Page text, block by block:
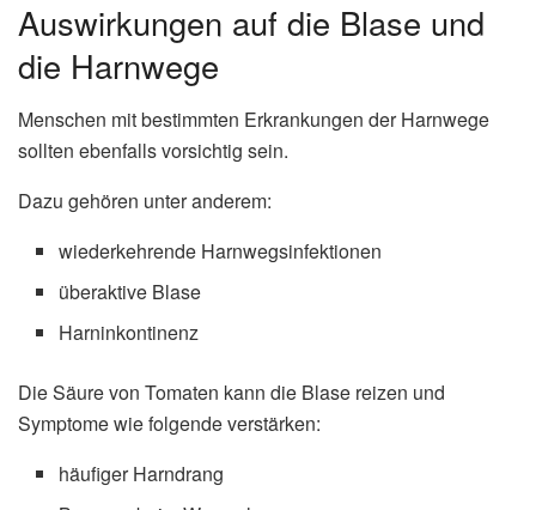
Auswirkungen auf die Blase und
die Harnwege
Menschen mit bestimmten Erkrankungen der Harnwege
sollten ebenfalls vorsichtig sein.
Dazu gehören unter anderem:
wiederkehrende Harnwegsinfektionen
überaktive Blase
Harninkontinenz
Die Säure von Tomaten kann die Blase reizen und
Symptome wie folgende verstärken:
häufiger Harndrang